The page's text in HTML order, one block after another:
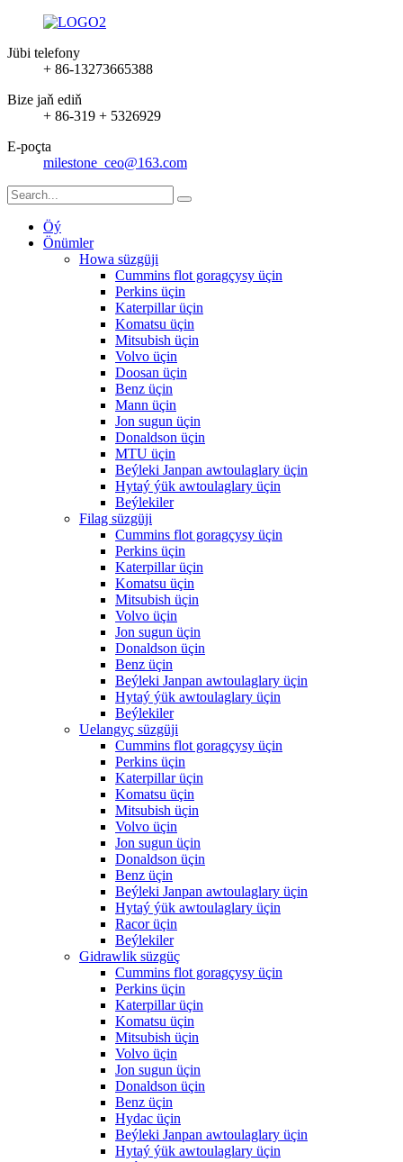
Jübi telefony
+ 86-13273665388
Bize jaň ediň
+ 86-319 + 5326929
E-poçta
milestone_ceo@163.com
Öý
Önümler
Howa süzgüji
Cummins flot goragçysy üçin
Perkins üçin
Katerpillar üçin
Komatsu üçin
Mitsubish üçin
Volvo üçin
Doosan üçin
Benz üçin
Mann üçin
Jon sugun üçin
Donaldson üçin
MTU üçin
Beýleki Janpan awtoulaglary üçin
Hytaý ýük awtoulaglary üçin
Beýlekiler
Filag süzgüji
Cummins flot goragçysy üçin
Perkins üçin
Katerpillar üçin
Komatsu üçin
Mitsubish üçin
Volvo üçin
Jon sugun üçin
Donaldson üçin
Benz üçin
Beýleki Janpan awtoulaglary üçin
Hytaý ýük awtoulaglary üçin
Beýlekiler
Uelangyç süzgüji
Cummins flot goragçysy üçin
Perkins üçin
Katerpillar üçin
Komatsu üçin
Mitsubish üçin
Volvo üçin
Jon sugun üçin
Donaldson üçin
Benz üçin
Beýleki Janpan awtoulaglary üçin
Hytaý ýük awtoulaglary üçin
Racor üçin
Beýlekiler
Gidrawlik süzgüç
Cummins flot goragçysy üçin
Perkins üçin
Katerpillar üçin
Komatsu üçin
Mitsubish üçin
Volvo üçin
Jon sugun üçin
Donaldson üçin
Benz üçin
Hydac üçin
Beýleki Janpan awtoulaglary üçin
Hytaý ýük awtoulaglary üçin